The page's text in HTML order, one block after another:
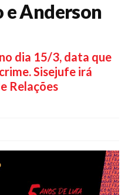
e Anderson
dia 15/3, data que
Sisejufe irá
Relações